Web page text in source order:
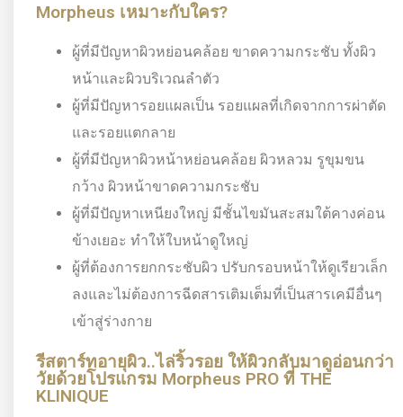
Morpheus เหมาะกับใคร?
ผู้ที่มีปัญหาผิวหย่อนคล้อย ขาดความกระชับ ทั้งผิว
หน้าและผิวบริเวณลำตัว
ผู้ที่มีปัญหารอยแผลเป็น รอยแผลที่เกิดจากการผ่าตัด
และรอยแตกลาย
ผู้ที่มีปัญหาผิวหน้าหย่อนคล้อย ผิวหลวม รูขุมขน
กว้าง ผิวหน้าขาดความกระชับ
ผู้ที่มีปัญหาเหนียงใหญ่ มีชั้นไขมันสะสมใต้คางค่อน
ข้างเยอะ ทำให้ใบหน้าดูใหญ่
ผู้ที่ต้องการยกกระชับผิว ปรับกรอบหน้าให้ดูเรียวเล็ก
ลงและไม่ต้องการฉีดสารเติมเต็มที่เป็นสารเคมีอื่นๆ
เข้าสู่ร่างกาย
รีสตาร์ทอายุผิว..ไล่ริ้วรอย ให้ผิวกลับมาดูอ่อนกว่า
วัยด้วยโปรแกรม Morpheus PRO ที่ THE
KLINIQUE